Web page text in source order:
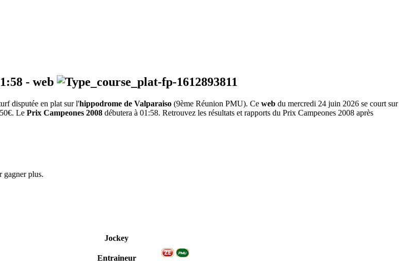
- web
disputée en plat sur l'hippodrome de Valparaiso (9ème Réunion PMU). Ce web du mercredi 24 juin 2026 se court sur
Le Prix Campeones 2008 débutera à 01:58. Retrouvez les résultats et rapports du Prix Campeones 2008 après
gagner plus.
Jockey
Entraineur